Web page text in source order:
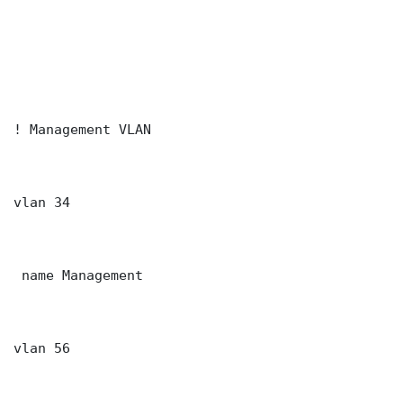
! Management VLAN
vlan 34
name Management
vlan 56